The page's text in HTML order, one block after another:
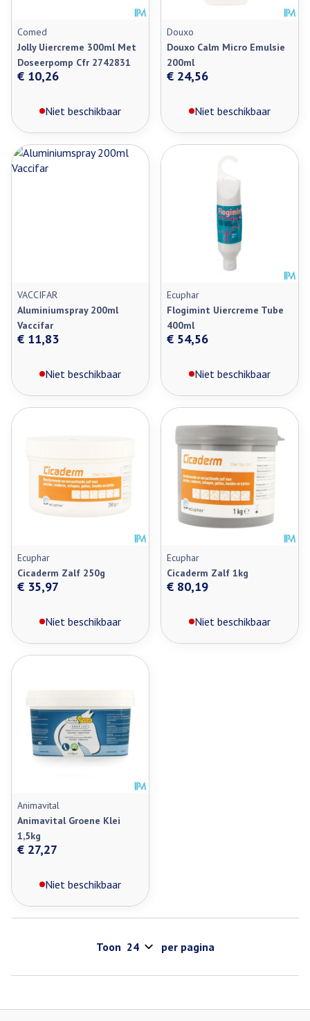
Comed
Jolly Uiercreme 300ml Met
Doseerpomp Cfr 2742831
€ 10,26
Niet beschikbaar
Douxo
Douxo Calm Micro Emulsie
200ml
€ 24,56
Niet beschikbaar
VACCIFAR
Aluminiumspray 200ml
Vaccifar
€ 11,83
Niet beschikbaar
Ecuphar
Flogimint Uiercreme Tube
400ml
€ 54,56
Niet beschikbaar
Ecuphar
Cicaderm Zalf 250g
€ 35,97
Niet beschikbaar
Ecuphar
Cicaderm Zalf 1kg
€ 80,19
Niet beschikbaar
Animavital
Animavital Groene Klei
1,5kg
€ 27,27
Niet beschikbaar
Toon per pagina